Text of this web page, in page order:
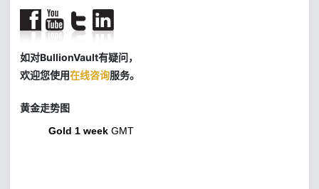
如对BullionVault有疑问，
欢迎您使用在线咨询服务。
黄金走势图
Gold 1 week GMT